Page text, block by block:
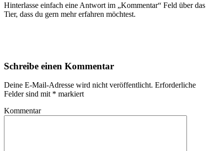
Hinterlasse einfach eine Antwort im „Kommentar“ Feld über das
Tier, dass du gern mehr erfahren möchtest.
Schreibe einen Kommentar
Deine E-Mail-Adresse wird nicht veröffentlicht. Erforderliche
Felder sind mit * markiert
Kommentar